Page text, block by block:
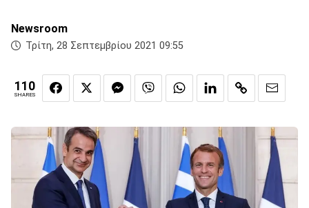
Newsroom
Τρίτη, 28 Σεπτεμβρίου 2021 09:55
110
SHARES